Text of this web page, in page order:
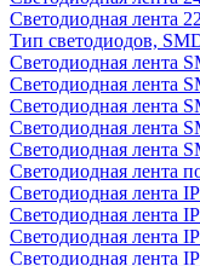
Светодиодная лента
Тип светодиодов,
Cветодиодная лента
Светодиодная лента
Светодиодная лента
Светодиодная лента
Светодиодная лента
Светодиодная лента
Светодиодная лента
Светодиодная лента
Светодиодная лента
Светодиодная лента